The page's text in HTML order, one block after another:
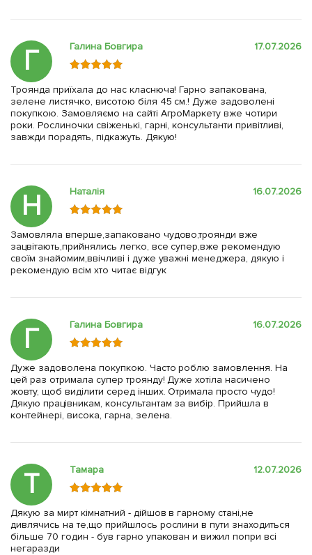
Г Галина Бовгира 17.07.2026
Троянда приїхала до нас класнюча! Гарно запакована,
зелене листячко, висотою біля 45 см.! Дуже задоволені
покупкою. Замовляємо на сайті АгроМаркету вже чотири
роки. Рослиночки свіженькі, гарні, консультанти привітливі,
завжди порадять, підкажуть. Дякую!
Н Наталія 16.07.2026
Замовляла вперше,запаковано чудово,троянди вже
зацвітають,прийнялись легко, все супер,вже рекомендую
своїм знайомим,ввічливі і дуже уважні менеджера, дякую і
рекомендую всім хто читає відгук
Г Галина Бовгира 16.07.2026
Дуже задоволена покупкою. Часто роблю замовлення. На
цей раз отримала супер троянду! Дуже хотіла насичено
жовту, щоб виділити серед інших. Отримала просто чудо!
Дякую працівникам, консультантам за вибір. Прийшла в
контейнері, висока, гарна, зелена.
Т Тамара 12.07.2026
Дякую за мирт кімнатний - дійшов в гарному стані,не
дивлячись на те,що прийшлось рослини в пути знаходиться
більше 70 годин - був гарно упакован и вижил попри всі
негаразди